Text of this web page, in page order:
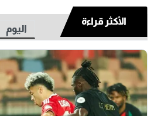
الأكثر قراءة
اليوم